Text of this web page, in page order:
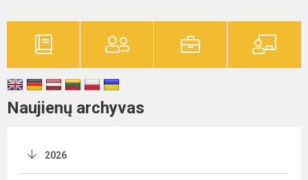
Naujienų archyvas
2026